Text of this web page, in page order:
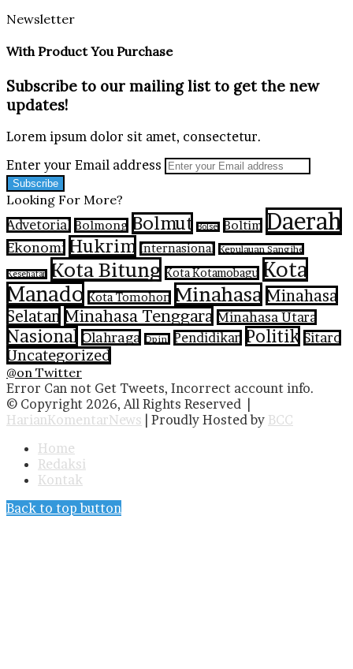
Newsletter
With Product You Purchase
Subscribe to our mailing list to get the new
updates!
Lorem ipsum dolor sit amet, consectetur.
Enter your Email address
Looking For More?
Advetorial Bolmong Bolmut Bolsel Boltim Daerah
Ekonomi Hukrim Internasional Kepulauan Sangihe
Kesehatan Kota Bitung Kota Kotamobagu Kota
Manado Kota Tomohon Minahasa Minahasa
Selatan Minahasa Tenggara Minahasa Utara
Nasional Olahraga Opini Pendidikan Politik Sitaro
Uncategorized
@on Twitter
Error Can not Get Tweets, Incorrect account info.
© Copyright 2026, All Rights Reserved |
HarianKomentarNews | Proudly Hosted by BCC
Home
Redaksi
Kontak
Back to top button